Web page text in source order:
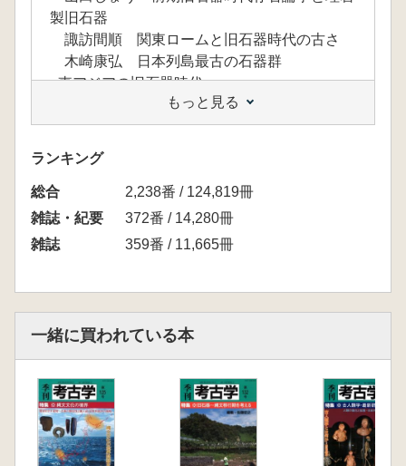
製旧石器
諏訪間順 関東ロームと旧石器時代の古さ
木崎康弘 日本列島最古の石器群
<東アジアの旧石器時代>
西秋良宏 現生人類の拡散と東アジアの旧石
器
加藤真二 中国大陸の旧石器時代
加藤博文 シベリアの旧石器時代
大谷 薫 韓半島の旧石器文化
<旧石器時代人の暮らし>
野口 淳 旧石器時代の自然と環境 人びと
<日本旧石器時代の文化と系譜>
飯田茂雄 槍先形尖頭器文化の発達
佐久間光平 北の細石器文化
芝康次郎 南の細石器文化
<日本列島の黒曜石原産地>
もっと見る
ランキング
総合
2,238番 / 124,819冊
雑誌・紀要
372番 / 14,280冊
雑誌
359番 / 11,665冊
一緒に買われている本